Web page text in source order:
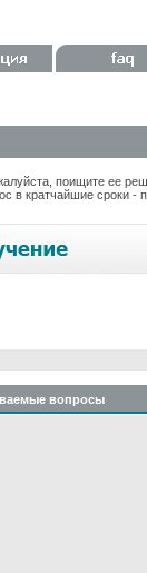
поищите ее
в кратчайшие сроки -
вопросы